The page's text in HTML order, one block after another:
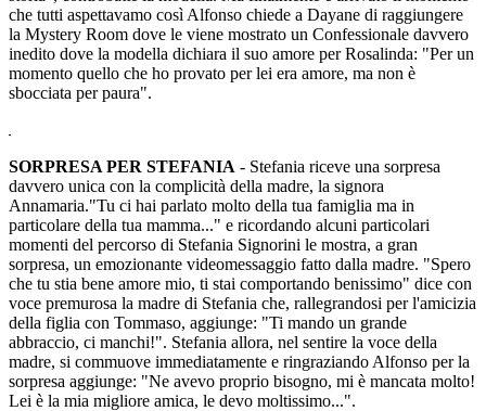
che tutti aspettavamo così Alfonso chiede a Dayane di raggiungere
la Mystery Room dove le viene mostrato un Confessionale davvero
inedito dove la modella dichiara il suo amore per Rosalinda: "Per un
momento quello che ho provato per lei era amore, ma non è
sbocciata per paura".
SORPRESA PER STEFANIA - Stefania riceve una sorpresa
davvero unica con la complicità della madre, la signora
Annamaria."Tu ci hai parlato molto della tua famiglia ma in
particolare della tua mamma..." e ricordando alcuni particolari
momenti del percorso di Stefania Signorini le mostra, a gran
sorpresa, un emozionante videomessaggio fatto dalla madre. "Spero
che tu stia bene amore mio, ti stai comportando benissimo" dice con
voce premurosa la madre di Stefania che, rallegrandosi per l'amicizia
della figlia con Tommaso, aggiunge: "Ti mando un grande
abbraccio, ci manchi!". Stefania allora, nel sentire la voce della
madre, si commuove immediatamente e ringraziando Alfonso per la
sorpresa aggiunge: "Ne avevo proprio bisogno, mi è mancata molto!
Lei è la mia migliore amica, le devo moltissimo...".